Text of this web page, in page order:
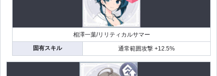
相澤一葉/リリティカルサマー
固有スキル
通常範囲攻撃 +12.5%